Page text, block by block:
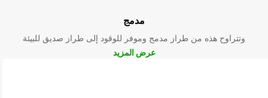
مدمج
وتتراوح هذه من طراز مدمج وموفر للوقود إلى طراز صديق للبيئة
عرض المزيد